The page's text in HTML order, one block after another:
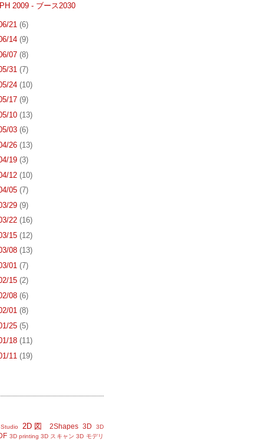
2009 - ブース2030
21 (6)
14 (9)
07 (8)
31 (7)
24 (10)
17 (9)
10 (13)
03 (6)
26 (13)
19 (3)
12 (10)
05 (7)
29 (9)
22 (16)
15 (12)
08 (13)
01 (7)
15 (2)
08 (6)
01 (8)
25 (5)
18 (11)
11 (19)
2D図 2Shapes 3D 3D
3D printing 3D スキャン 3D モデリ